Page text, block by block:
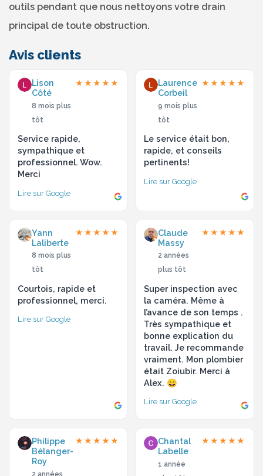
outils pendant que nous nettoyons votre drain
principal de toute obstruction.
Avis clients
Lison
Côté
8 mois plus
tôt
★★★★★
Service rapide,
sympathique et
professionnel. Wow.
Merci
Lire sur Google
Laurence
Corbeil
9 mois plus
tôt
★★★★★
Le service était bon,
rapide, et conseils
pertinents!
Lire sur Google
Yann
Laliberte
8 mois plus
tôt
★★★★★
Courtois, rapide et
professionnel, merci.
Lire sur Google
Claude
Massy
2 années
plus tôt
★★★★★
Super inspection avec
la caméra. Même à
l’avance de son temps .
Très sympathique et
bonne explication du
travail. Je recommande
vraiment. Mon plombier
était Zoiubir. Merci à
Alex. 😄
Lire sur Google
Philippe
Bélanger-
Roy
2 années
★★★★★
Chantal
Labelle
1 année
★★★★★